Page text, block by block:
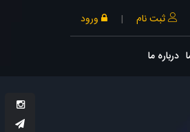
ثبت نام | ورود
درباره ما